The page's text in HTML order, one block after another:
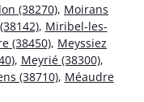
(38270), Moirans
, Miribel-les-
(38450), Meyssiez
, Meyrié (38300),
(38710), Méaudre